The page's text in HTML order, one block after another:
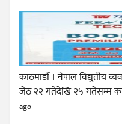
काठमाडौँ । नेपाल विद्युतीय
जेठ २२ गतेदेखि २५ गतेसम्म
ago